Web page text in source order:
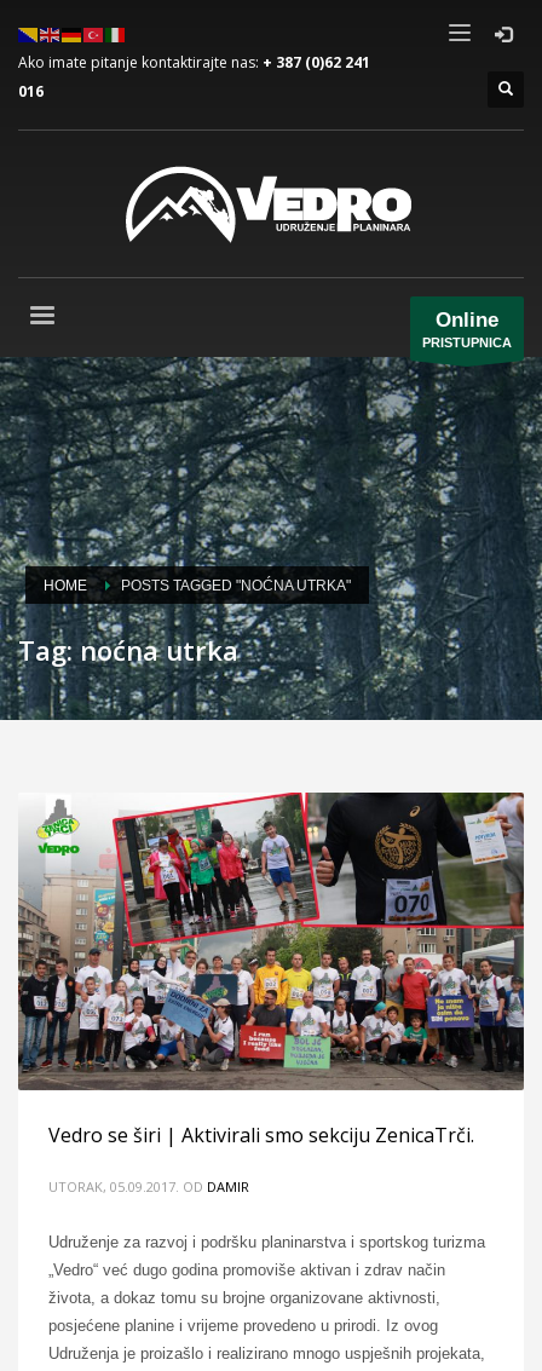
Ako imate pitanje kontaktirajte nas: + 387 (0)62 241
016
Online
PRISTUPNICA
HOME POSTS TAGGED "NOĆNA UTRKA"
Tag: noćna utrka
Vedro se širi | Aktivirali smo sekciju ZenicaTrči.
UTORAK, 05.09.2017. OD DAMIR
Udruženje za razvoj i podršku planinarstva i sportskog turizma
„Vedro“ već dugo godina promoviše aktivan i zdrav način
života, a dokaz tomu su brojne organizovane aktivnosti,
posjećene planine i vrijeme provedeno u prirodi. Iz ovog
Udruženja je proizašlo i realizirano mnogo uspješnih projekata,